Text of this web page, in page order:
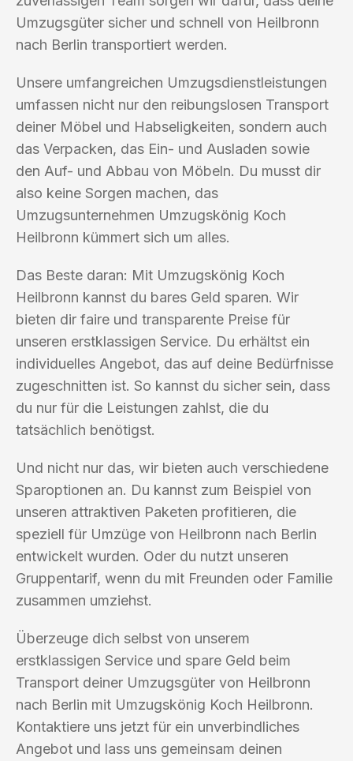
Umzugsgüter sicher und schnell von Heilbronn
nach Berlin transportiert werden.
Unsere umfangreichen Umzugsdienstleistungen
umfassen nicht nur den reibungslosen Transport
deiner Möbel und Habseligkeiten, sondern auch
das Verpacken, das Ein- und Ausladen sowie
den Auf- und Abbau von Möbeln. Du musst dir
also keine Sorgen machen, das
Umzugsunternehmen Umzugskönig Koch
Heilbronn kümmert sich um alles.
Das Beste daran: Mit Umzugskönig Koch
Heilbronn kannst du bares Geld sparen. Wir
bieten dir faire und transparente Preise für
unseren erstklassigen Service. Du erhältst ein
individuelles Angebot, das auf deine Bedürfnisse
zugeschnitten ist. So kannst du sicher sein, dass
du nur für die Leistungen zahlst, die du
tatsächlich benötigst.
Und nicht nur das, wir bieten auch verschiedene
Sparoptionen an. Du kannst zum Beispiel von
unseren attraktiven Paketen profitieren, die
speziell für Umzüge von Heilbronn nach Berlin
entwickelt wurden. Oder du nutzt unseren
Gruppentarif, wenn du mit Freunden oder Familie
zusammen umziehst.
Überzeuge dich selbst von unserem
erstklassigen Service und spare Geld beim
Transport deiner Umzugsgüter von Heilbronn
nach Berlin mit Umzugskönig Koch Heilbronn.
Kontaktiere uns jetzt für ein unverbindliches
Angebot und lass uns gemeinsam deinen